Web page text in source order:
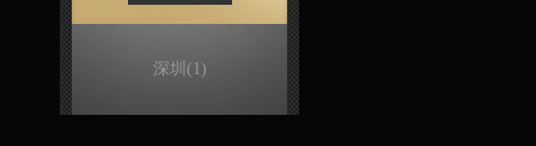
深圳 (1)